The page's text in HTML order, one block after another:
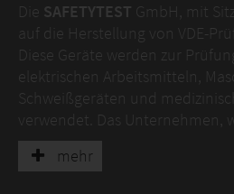
Die SAFETYTEST GmbH, mit
auf die Herstellung von VDE-
Diese Geräte werden zur
elektrischen Arbeitsmitteln,
Schweißgeräten und
verwendet. Das Unternehmen,
besteht, ist bekannt für seine
der Prüf- und Messtechnik.
mehr